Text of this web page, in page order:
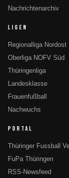
Nachrichtenarchiv
LIGEN
Regionalliga Nordost
Oberliga NOFV Süd
Thüringenliga
Landesklasse
Frauenfußball
Nachwuchs
PORTAL
Thüringer Fussball
FuPa Thüringen
RSS-Newsfeed